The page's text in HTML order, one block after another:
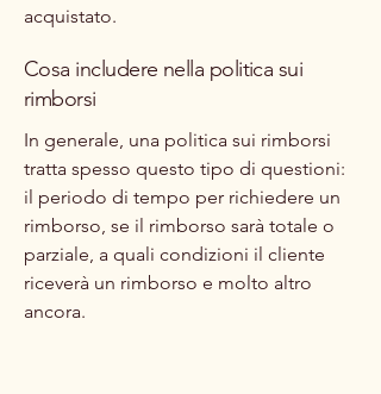
acquistato.
Cosa includere nella politica sui
rimborsi
In generale, una politica sui rimborsi
tratta spesso questo tipo di questioni:
il periodo di tempo per richiedere un
rimborso, se il rimborso sarà totale o
parziale, a quali condizioni il cliente
riceverà un rimborso e molto altro
ancora.